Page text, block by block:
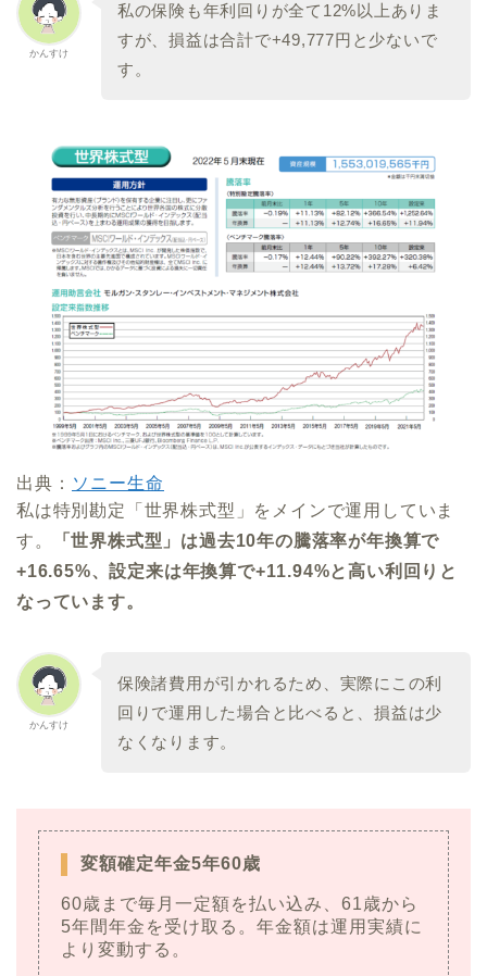
かんすけ
私の保険も年利回りが全て12%以上ありま
すが、損益は合計で+49,777円と少ないで
す。
出典： ソニー生命
私は特別勘定「世界株式型」をメインで運用していま
す。
「世界株式型」は過去10年の騰落率が年換算で
+16.65%、設定来は年換算で+11.94%と高い利回りと
なっています。
かんすけ
保険諸費用が引かれるため、実際にこの利
回りで運用した場合と比べると、損益は少
なくなります。
変額確定年金5年60歳
60歳まで毎月一定額を払い込み、61歳から
5年間年金を受け取る。年金額は運用実績に
より変動する。